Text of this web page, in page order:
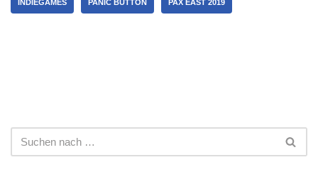
INDIEGAMES PANIC BUTTON PAX EAST 2019